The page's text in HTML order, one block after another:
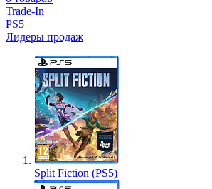
Trade-In
PS5
Лидеры продаж
Split Fiction (PS5)